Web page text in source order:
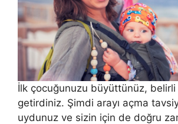
İlk çocuğunuzu büyüttünüz,
getirdiniz. Şimdi arayı açma
uydunuz ve sizin için de doğru